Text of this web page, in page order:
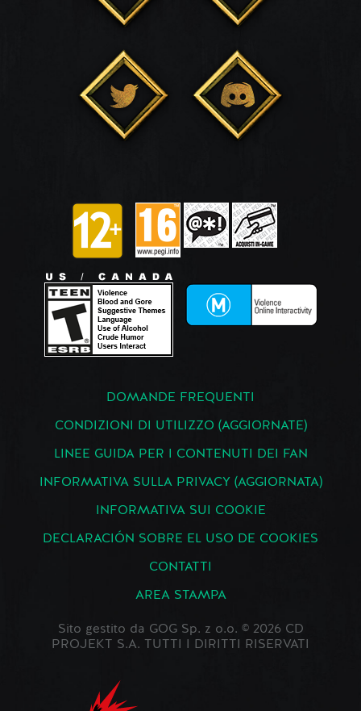
DOMANDE FREQUENTI
CONDIZIONI DI UTILIZZO (AGGIORNATE)
LINEE GUIDA PER I CONTENUTI DEI FAN
INFORMATIVA SULLA PRIVACY (AGGIORNATA)
INFORMATIVA SUI COOKIE
DECLARACIÓN SOBRE EL USO DE COOKIES
CONTATTI
AREA STAMPA
Sito gestito da GOG Sp. z o.o. © 2026 CD
PROJEKT S.A. TUTTI I DIRITTI RISERVATI